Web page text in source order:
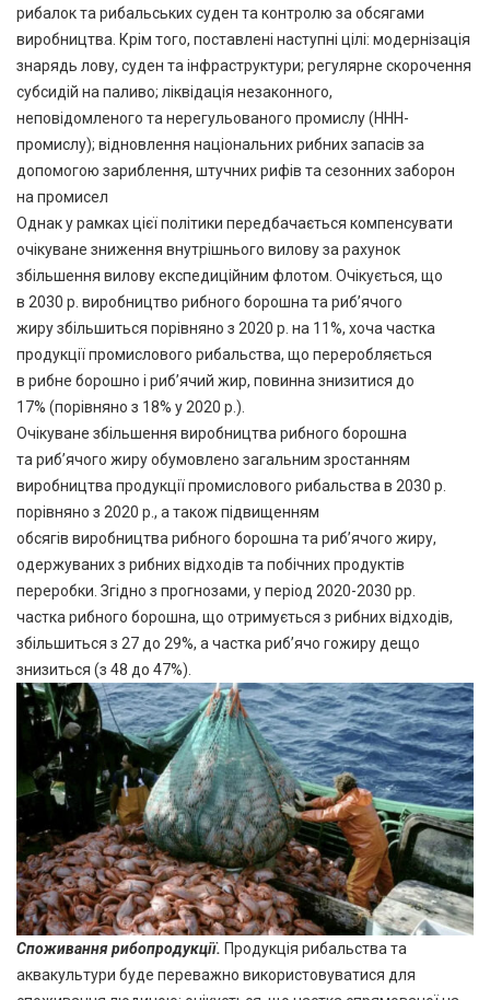
рибалок та рибальських суден та контролю за обсягами
виробництва. Крім того, поставлені наступні цілі: модернізація
знарядь лову, суден та інфраструктури; регулярне скорочення
субсидій на паливо; ліквідація незаконного,
неповідомленого та нерегульованого промислу (ННН-
промислу); відновлення національних рибних запасів за
допомогою зариблення, штучних рифів та сезонних заборон
на промисел
Однак у рамках цієї політики передбачається компенсувати
очікуване зниження внутрішнього вилову за рахунок
збільшення вилову експедиційним флотом. Очікується, що
в 2030 р. виробництво рибного борошна та риб’ячого
жиру збільшиться порівняно з 2020 р. на 11%, хоча частка
продукції промислового рибальства, що переробляється
в рибне борошно і риб’ячий жир, повинна знизитися до
17% (порівняно з 18% у 2020 р.).
Очікуване збільшення виробництва рибного борошна
та риб’ячого жиру обумовлено загальним зростанням
виробництва продукції промислового рибальства в 2030 р.
порівняно з 2020 р., а також підвищенням
обсягів виробництва рибного борошна та риб’ячого жиру,
одержуваних з рибних відходів та побічних продуктів
переробки. Згідно з прогнозами, у період 2020-2030 рр.
частка рибного борошна, що отримується з рибних відходів,
збільшиться з 27 до 29%, а частка риб’ячо гожиру дещо
знизиться (з 48 до 47%).
Споживаннярибопродукції. Продукція рибальства та
аквакультури буде переважно використовуватися для